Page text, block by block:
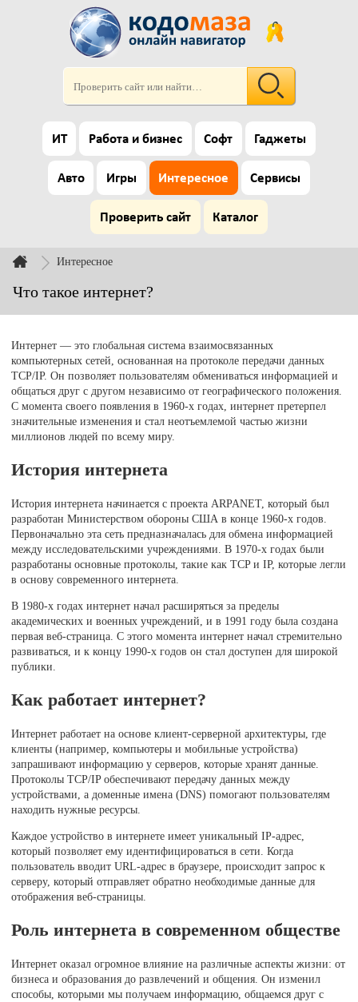
ИТ Работа и бизнес Софт Гаджеты
Авто Игры Интересное Сервисы
Проверить сайт Каталог
Интересное
Что такое интернет?
Интернет — это глобальная система взаимосвязанных
компьютерных сетей, основанная на протоколе передачи данных
TCP/IP. Он позволяет пользователям обмениваться информацией и
общаться друг с другом независимо от географического положения.
С момента своего появления в 1960-х годах, интернет претерпел
значительные изменения и стал неотъемлемой частью жизни
миллионов людей по всему миру.
История интернета
История интернета начинается с проекта ARPANET, который был
разработан Министерством обороны США в конце 1960-х годов.
Первоначально эта сеть предназначалась для обмена информацией
между исследовательскими учреждениями. В 1970-х годах были
разработаны основные протоколы, такие как TCP и IP, которые легли
в основу современного интернета.
В 1980-х годах интернет начал расширяться за пределы
академических и военных учреждений, и в 1991 году была создана
первая веб-страница. С этого момента интернет начал стремительно
развиваться, и к концу 1990-х годов он стал доступен для широкой
публики.
Как работает интернет?
Интернет работает на основе клиент-серверной архитектуры, где
клиенты (например, компьютеры и мобильные устройства)
запрашивают информацию у серверов, которые хранят данные.
Протоколы TCP/IP обеспечивают передачу данных между
устройствами, а доменные имена (DNS) помогают пользователям
находить нужные ресурсы.
Каждое устройство в интернете имеет уникальный IP-адрес,
который позволяет ему идентифицироваться в сети. Когда
пользователь вводит URL-адрес в браузере, происходит запрос к
серверу, который отправляет обратно необходимые данные для
отображения веб-страницы.
Роль интернета в современном обществе
Интернет оказал огромное влияние на различные аспекты жизни: от
бизнеса и образования до развлечений и общения. Он изменил
способы, которыми мы получаем информацию, общаемся друг с